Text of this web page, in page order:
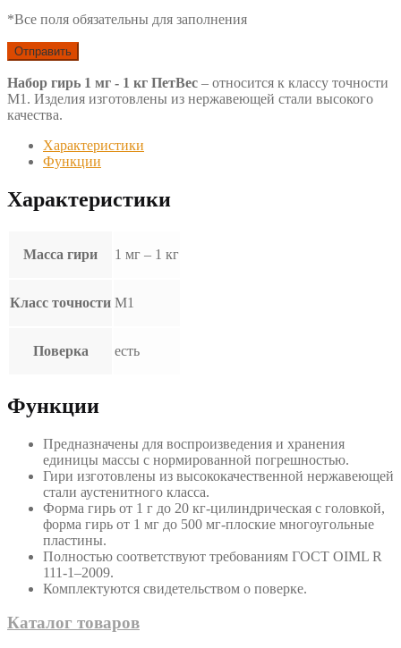
*Все поля обязательны для заполнения
Набор гирь 1 мг - 1 кг ПетВес – относится к классу точности
M1. Изделия изготовлены из нержавеющей стали высокого
качества.
Характеристики
Функции
Характеристики
Масса гири 1 мг – 1 кг
Класс точности М1
Поверка есть
Функции
Предназначены для воспроизведения и хранения
единицы массы с нормированной погрешностью.
Гири изготовлены из высококачественной нержавеющей
стали аустенитного класса.
Форма гирь от 1 г до 20 кг-цилиндрическая с головкой,
форма гирь от 1 мг до 500 мг-плоские многоугольные
пластины.
Полностью соответствуют требованиям ГОСТ OIML R
111-1–2009.
Комплектуются свидетельством о поверке.
Каталог товаров